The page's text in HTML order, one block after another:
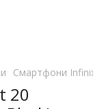
Смартфони Infinix
20